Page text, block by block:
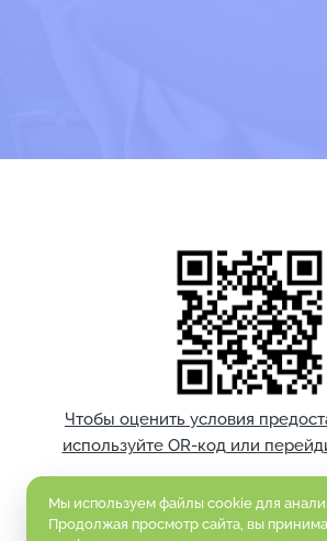
Чтобы оценить условия
используйте OR-код или
Мы используем файлы cookie для
Продолжая просмотр сайта, вы